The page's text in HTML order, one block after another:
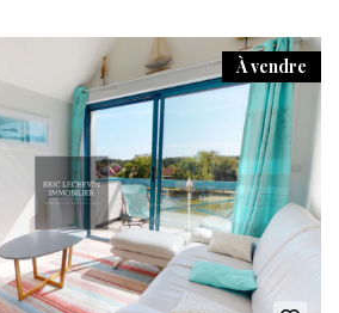
À vendre